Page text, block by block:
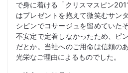
で身に着ける「クリスマスピン
はプレゼントを抱えて微笑むサン
シピンでコサージュを留めていた
不安定で定着しなかったため、ピ
だとか。当社へのご用命は信頼の
光栄なご理由によるものでした。